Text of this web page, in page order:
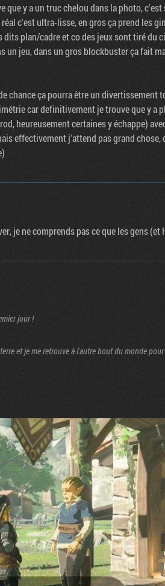
que y a un truc chelou dans la photo,
c'est ultra-lisse, en gros ça prend les
dits plan/cadre et co des jeux sont tiré du
un jeu, dans un gros blockbuster ça fait
chance ça pourra être un
car definitivement je trouve que y a
heureusement certaines y échappe)
effectivement j'attend pas grand
je ne comprends pas ce que les gens
jour !
et je me retrouve à l'autre bout du monde